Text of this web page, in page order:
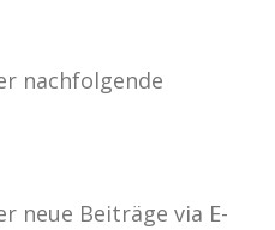
nachfolgende
neue Beiträge via E-